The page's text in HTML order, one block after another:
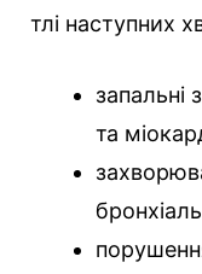
тлі наступних
запальні
та